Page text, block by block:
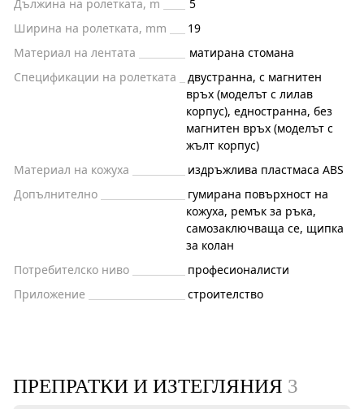
Дължина на ролетката, m
5
Ширина на ролетката, mm
19
Материал на лентата
матирана стомана
Спецификации на ролетката
двустранна, с магнитен
връх (моделът с лилав
корпус), едностранна, без
магнитен връх (моделът с
жълт корпус)
Материал на кожуха
издръжлива пластмаса ABS
Допълнително
гумирана повърхност на
кожуха, ремък за ръка,
самозаключваща се, щипка
за колан
Потребителско ниво
професионалисти
Приложение
строителство
ПРЕПРАТКИ И ИЗТЕГЛЯНИЯ 3